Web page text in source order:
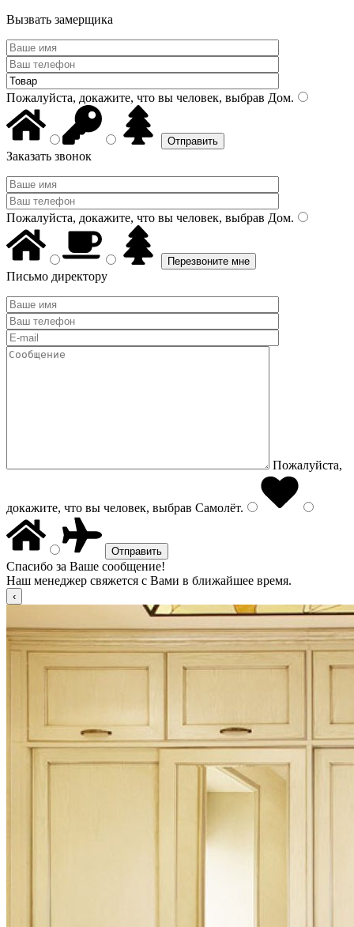
Вызвать замерщика
Пожалуйста, докажите, что вы человек, выбрав Дом.
Заказать звонок
Пожалуйста, докажите, что вы человек, выбрав Дом.
Письмо директору
Пожалуйста,
докажите, что вы человек, выбрав Самолёт.
Спасибо за Ваше сообщение!
Наш менеджер свяжется с Вами в ближайшее время.